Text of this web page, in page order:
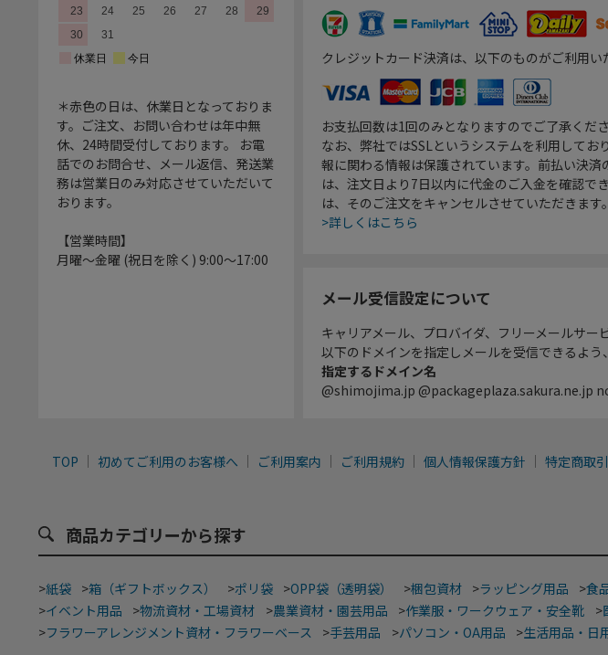
＊赤色の日は、休業日となっておりま
す。ご注文、お問い合わせは年中無
休、24時間受付しております。 お電
話でのお問合せ、メール返信、発送業
務は営業日のみ対応させていただいて
おります。
【営業時間】
月曜～金曜 (祝日を除く) 9:00～17:00
クレジットカード決済は、以下のものがご利用い
お支払回数は1回のみとなりますのでご了承くださ
なお、弊社ではSSLというシステムを利用してお
報に関わる情報は保護されています。前払い決済
は、注文日より7日以内に代金のご入金を確認で
は、そのご注文をキャンセルさせていただきます。
>詳しくはこちら
メール受信設定について
キャリアメール、プロバイダ、フリーメールサー
以下のドメインを指定しメールを受信できるよう
指定するドメイン名
@shimojima.jp @packageplaza.sakura.ne.jp
TOP 初めてご利用のお客様へ ご利用案内 ご利用規約 個人情報保護方針 特定商取
商品カテゴリーから探す
>紙袋 >箱（ギフトボックス） >ポリ袋 >OPP袋（透明袋） >梱包資材 >ラッピング用品 >食
>イベント用品 >物流資材・工場資材 >農業資材・園芸用品 >作業服・ワークウェア・安全靴 >
>フラワーアレンジメント資材・フラワーベース >手芸用品 >パソコン・OA用品 >生活用品・日